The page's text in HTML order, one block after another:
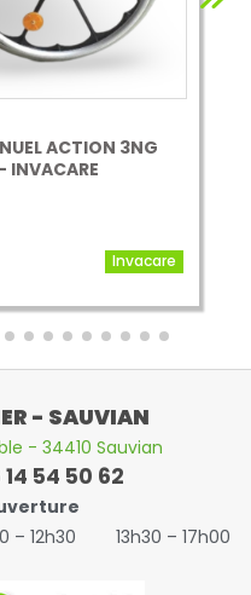
ACTION 3NG
INVACARE
Invacare
- SAUVIAN
- 34410 Sauvian
54 50 62
– 12h30 13h30 – 17h00